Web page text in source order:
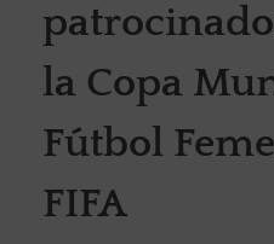
la Copa
Fútbol
FIFA